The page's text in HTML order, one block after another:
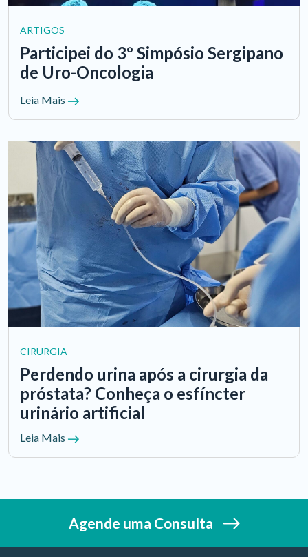
ARTIGOS
Participei do 3º Simpósio Sergipano
de Uro-Oncologia
Leia Mais
CIRURGIA
Perdendo urina após a cirurgia da
próstata? Conheça o esfíncter
urinário artificial
Leia Mais
Agende uma Consulta